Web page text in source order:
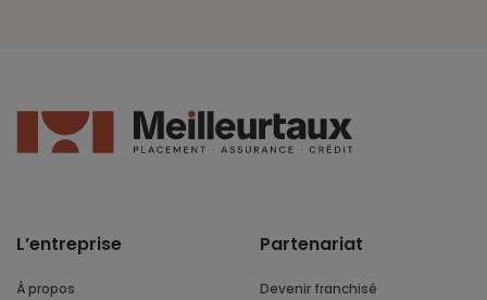
L’entreprise
À propos
Partenariat
Devenir franchisé